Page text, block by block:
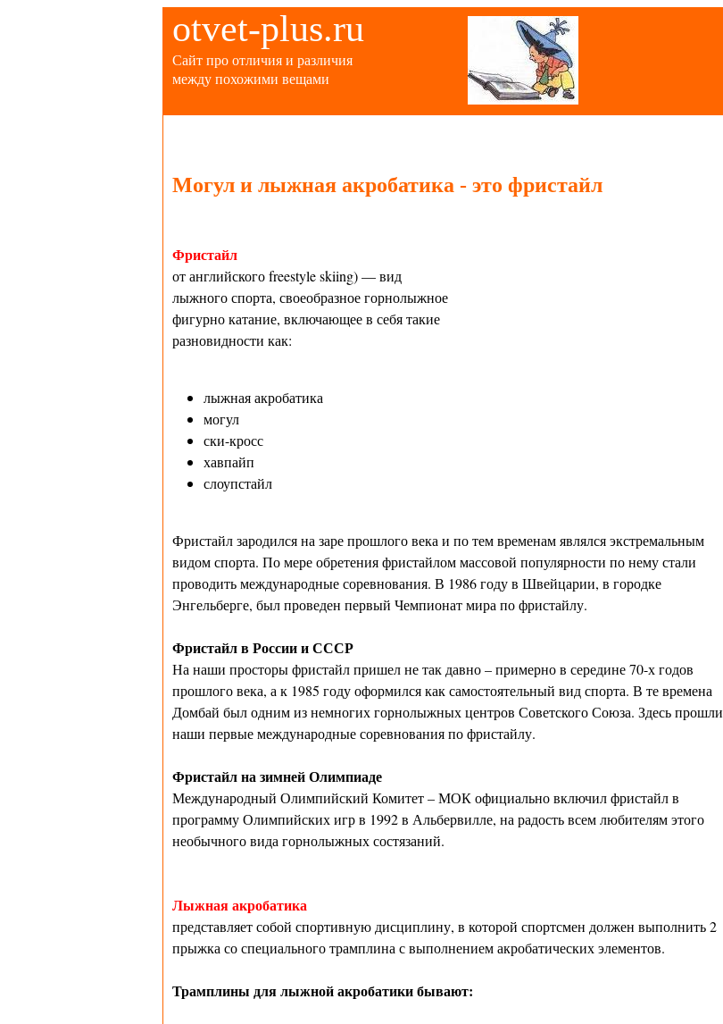
otvet-plus.ru
Сайт про отличия и различия
между похожими вещами
Могул и лыжная акробатика - это фристайл
Фристайл
от английского freestyle skiing) — вид
лыжного спорта, своеобразное горнолыжное
фигурно катание, включающее в себя такие
разновидности как:
лыжная акробатика
могул
ски-кросс
хавпайп
слоупстайл
Фристайл зародился на заре прошлого века и по тем временам являлся экстремальным
видом спорта. По мере обретения фристайлом массовой популярности по нему стали
проводить международные соревнования. В 1986 году в Швейцарии, в городке
Энгельберге, был проведен первый Чемпионат мира по фристайлу.
Фристайл в России и СССР
На наши просторы фристайл пришел не так давно – примерно в середине 70-х годов
прошлого века, а к 1985 году оформился как самостоятельный вид спорта. В те времена
Домбай был одним из немногих горнолыжных центров Советского Союза. Здесь прошли
наши первые международные соревнования по фристайлу.
Фристайл на зимней Олимпиаде
Международный Олимпийский Комитет – МОК официально включил фристайл в
программу Олимпийских игр в 1992 в Альбервилле, на радость всем любителям этого
необычного вида горнолыжных состязаний.
Лыжная акробатика
представляет собой спортивную дисциплину, в которой спортсмен должен выполнить 2
прыжка со специального трамплина с выполнением акробатических элементов.
Трамплины для лыжной акробатики бывают: